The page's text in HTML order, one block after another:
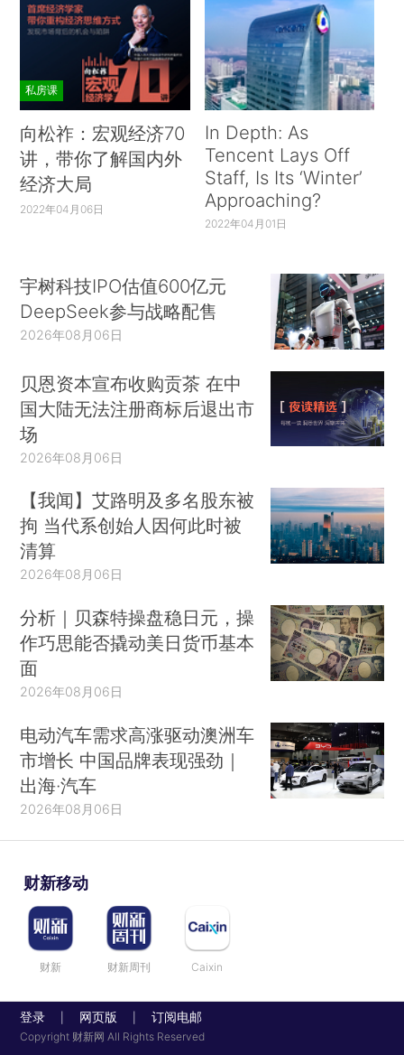
私房课
向松祚：宏观经济70
讲，带你了解国内外
经济大局
2022年04月06日
In Depth: As
Tencent Lays Off
Staff, Is Its ‘Winter’
Approaching?
2022年04月01日
宇树科技IPO估值600亿元
DeepSeek参与战略配售
2026年08月06日
贝恩资本宣布收购贡茶 在中
国大陆无法注册商标后退出市
场
2026年08月06日
【我闻】艾路明及多名股东被
拘 当代系创始人因何此时被
清算
2026年08月06日
分析｜贝森特操盘稳日元，操
作巧思能否撬动美日货币基本
面
2026年08月06日
电动汽车需求高涨驱动澳洲车
市增长 中国品牌表现强劲｜
出海·汽车
2026年08月06日
财新移动
财新 财新周刊 Caixin
登录 网页版 订阅电邮
Copyright 财新网 All Rights Reserved